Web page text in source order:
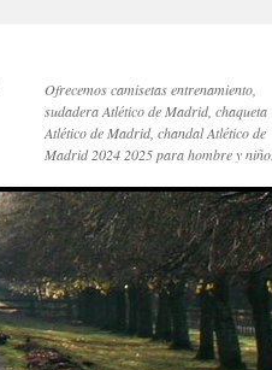
Ofrecemos camisetas entrenamiento,
sudadera Atlético de Madrid, chaqueta
Atlético de Madrid, chandal Atlético de
Madrid 2024 2025 para hombre y niño.